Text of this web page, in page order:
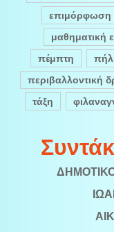
επιμόρφωση
μαθηματική
πέμπτη
περιβαλλοντική
τάξη